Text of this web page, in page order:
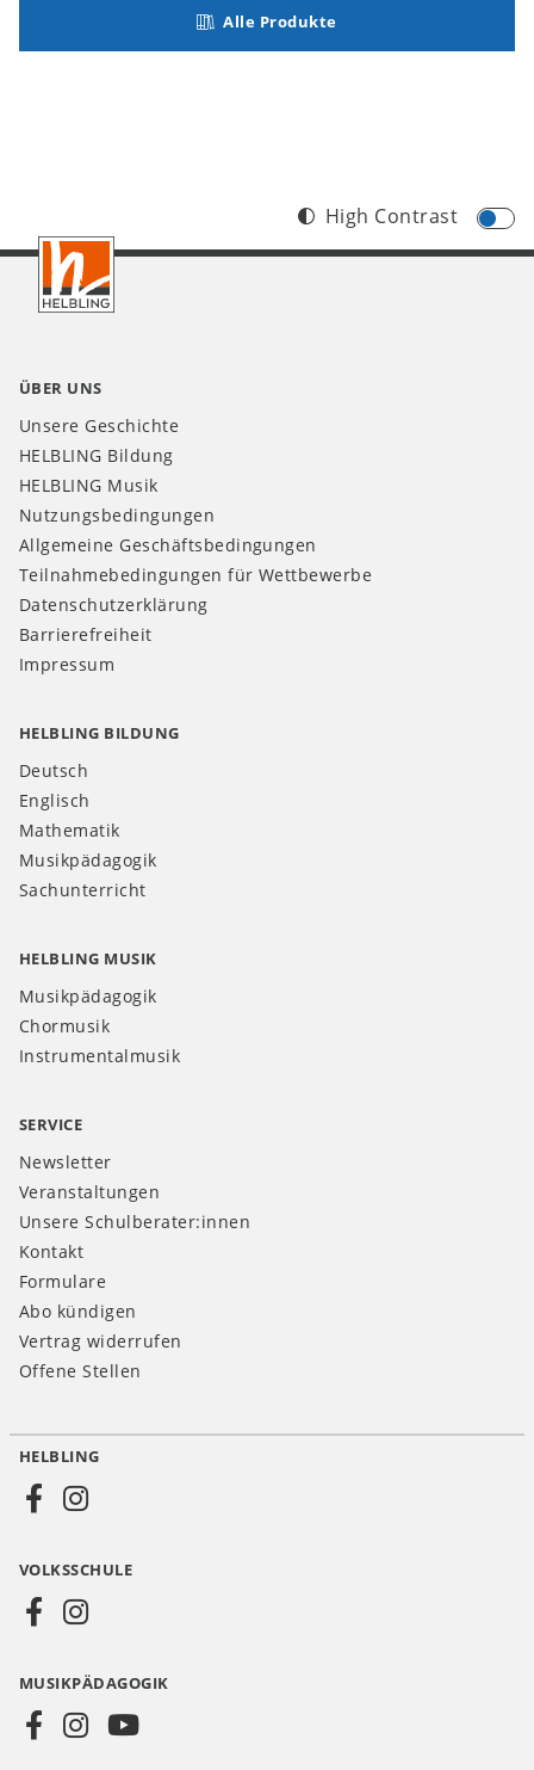
Alle Produkte
Footer
AT
High Contrast
ÜBER UNS
Unsere Geschichte
HELBLING Bildung
HELBLING Musik
Nutzungsbedingungen
Allgemeine Geschäftsbedingungen
Teilnahmebedingungen für Wettbewerbe
Datenschutzerklärung
Barrierefreiheit
Impressum
HELBLING BILDUNG
Deutsch
Englisch
Mathematik
Musikpädagogik
Sachunterricht
HELBLING MUSIK
Musikpädagogik
Chormusik
Instrumentalmusik
SERVICE
Newsletter
Veranstaltungen
Unsere Schulberater:innen
Kontakt
Formulare
Abo kündigen
Vertrag widerrufen
Offene Stellen
Social
AT
HELBLING
VOLKSSCHULE
MUSIKPÄDAGOGIK